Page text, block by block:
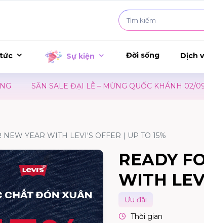
Sự kiện Đời sống Dịch
SĂN SALE ĐẠI LỄ – MỪNG QUỐC KHÁNH 02/09
NEW YEAR WITH LEVI'S OFFER | UP TO 15%
READY
WITH
Ưu đãi
Thời gian